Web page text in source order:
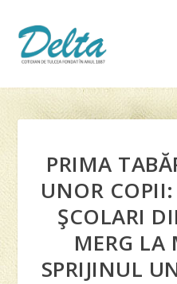
PRIMA
UNOR
ŞCOLARI
MERG LA
SPRIJINUL